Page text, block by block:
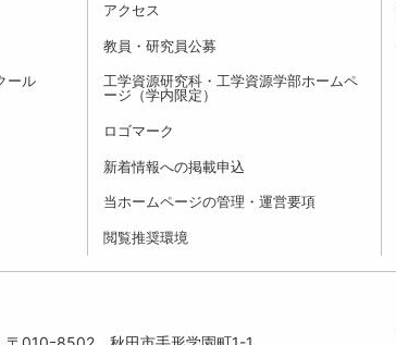
ール
アクセス
教員・研究員公募
工学資源研究科・工学資源学部ホームペ
ージ（学内限定）
ロゴマーク
新着情報への掲載申込
当ホームページの管理・運営要項
閲覧推奨環境